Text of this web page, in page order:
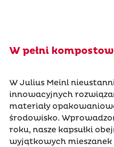
W pełni
W Julius Meinl
innowacyjnych
materiały
środowisko.
roku, nasze kapsułki
wyjątkowych mieszanek